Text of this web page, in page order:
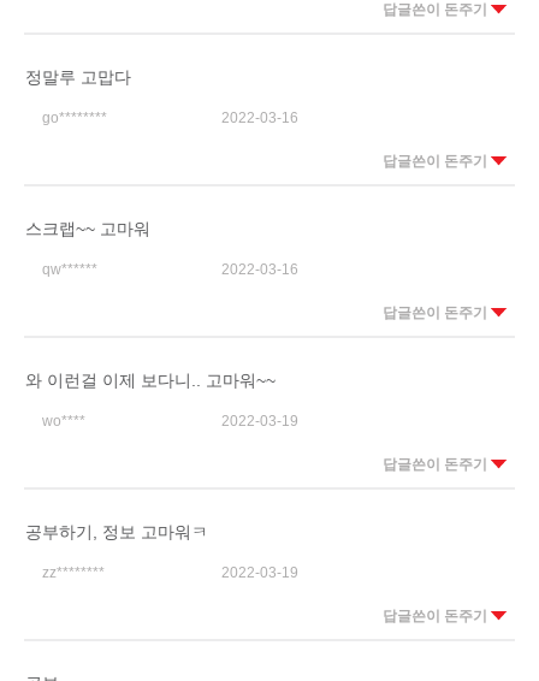
답글쓴이 돈주기
정말루 고맙다
go******** 2022-03-16
답글쓴이 돈주기
스크랩~~ 고마워
qw****** 2022-03-16
답글쓴이 돈주기
와 이런걸 이제 보다니.. 고마워~~
wo**** 2022-03-19
답글쓴이 돈주기
공부하기, 정보 고마워ㅋ
zz******** 2022-03-19
답글쓴이 돈주기